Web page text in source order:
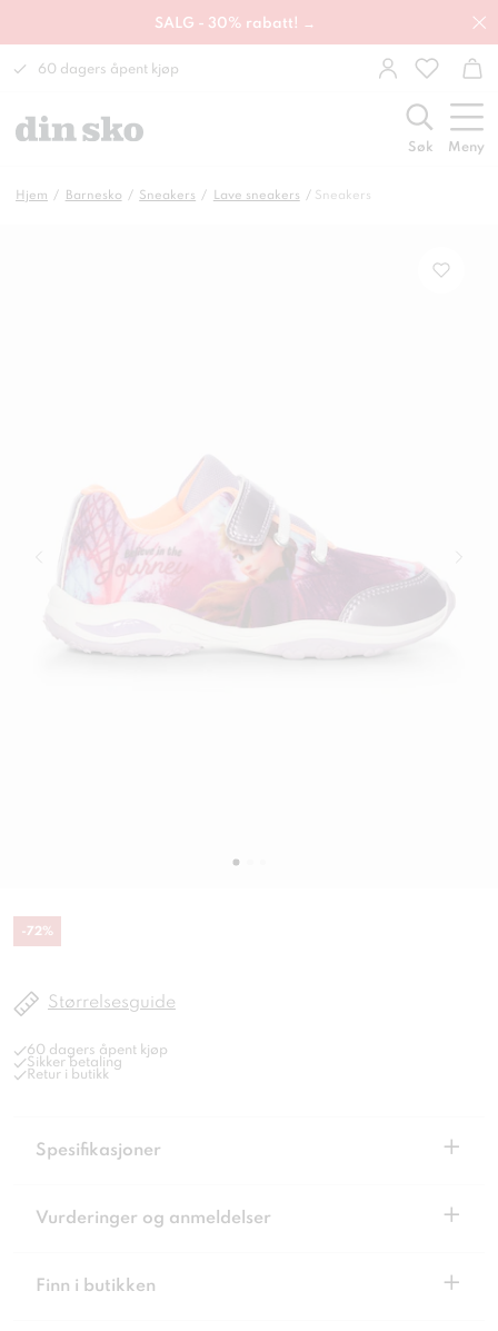
SALG - 30% rabatt! →
60 dagers åpent kjøp
Søk Meny
Hjem Barnesko Sneakers Lave sneakers Sneakers
-72%
Størrelsesguide
60 dagers åpent kjøp
Sikker betaling
Retur i butikk
Spesifikasjoner +
Vurderinger og anmeldelser +
Finn i butikken +